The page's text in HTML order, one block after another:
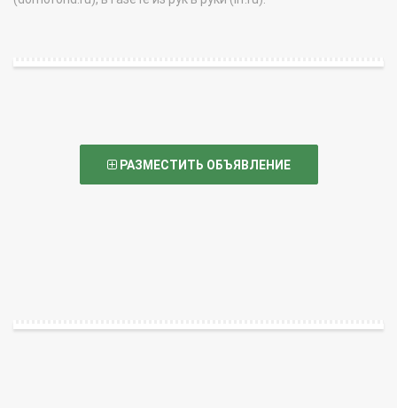
РАЗМЕСТИТЬ ОБЪЯВЛЕНИЕ